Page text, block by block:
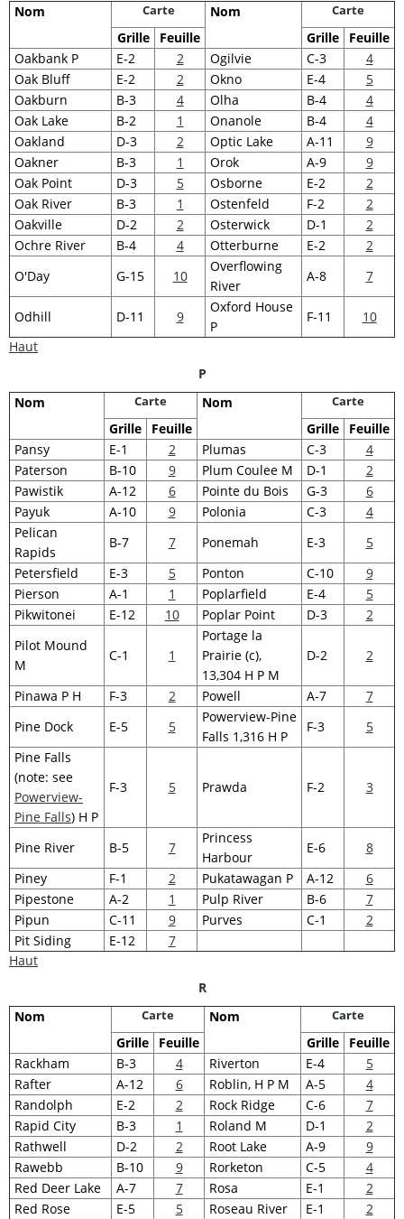
Nom
Carte Nom Carte
Grille Feuille Grille
Feuille
Oakbank P
E-2 2 Ogilvie C-3
4
Oak Bluff
E-2 2 Okno E-4
5
Oakburn
B-3 4 Olha B-4
4
Oak Lake
B-2 1 Onanole B-4
4
Oakland
D-3 2 Optic Lake A-11
9
Oakner
B-3 1 Orok A-9
9
Oak Point
D-3 5 Osborne E-2
2
Oak River
B-3 1 Ostenfeld F-2
2
Oakville
D-2 2 Osterwick D-1
2
Ochre River
B-4 4 Otterburne E-2
2
O'Day
G-15 10
Overflowing
River
A-8 7
Odhill D-11 9
Oxford House
P
F-11
10
Haut
P
Nom
Carte Nom Carte
Grille Feuille Grille
Feuille
Pansy
E-1 2 Plumas C-3
4
Paterson
B-10 9 Plum Coulee M D-1
2
Pawistik
A-12 6 Pointe du Bois G-3
6
Payuk
A-10 9 Polonia C-3
4
Pelican
Rapids
B-7 7 Ponemah E-3
5
Petersfield
E-3 5 Ponton C-10
9
Pierson
A-1 1 Poplarfield E-4
5
Pikwitonei
E-12 10 Poplar Point D-3
2
Pilot Mound
M
C-1 1
Portage la
Prairie (c),
13,304 H P M
D-2 2
Pinawa P H F-3 2 Powell A-7
7
Pine Dock
E-5 5
Powerview-Pine
Falls 1,316 H P
F-3
5
Pine Falls
(note: see
Powerview-
Pine Falls) H P
F-3 5 Prawda F-2 3
Pine River B-5 7
Princess
Harbour
E-6
8
Piney
F-1 2 Pukatawagan P A-12
6
Pipestone
A-2 1 Pulp River B-6
7
Pipun
C-11 9 Purves C-1
2
Pit Siding
E-12
7
Haut
R
Nom
Carte Nom Carte
Grille Feuille Grille
Feuille
Rackham
B-3 4 Riverton E-4
5
Rafter
A-12 6 Roblin, H P M A-5
4
Randolph
E-2 2 Rock Ridge C-6
7
Rapid City
B-3 1 Roland M D-1
2
Rathwell
D-2 2 Root Lake A-9
9
Rawebb
B-10 9 Rorketon C-5
4
Red Deer Lake
A-7 7 Rosa E-1
2
Red Rose
E-5 5 Roseau River E-1
2